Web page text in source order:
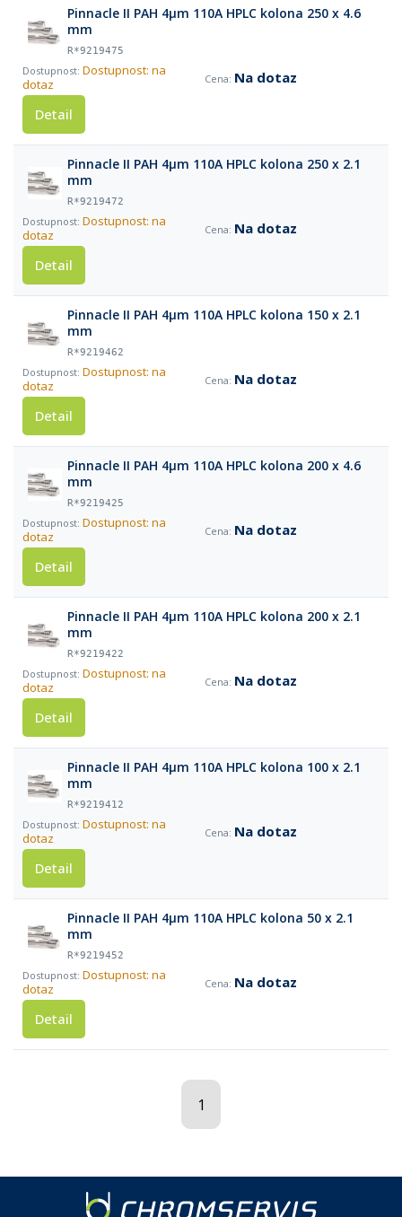
Pinnacle II PAH 4µm 110A HPLC kolona 250 x 4.6
mm
R*9219475
Dostupnost: na
dotaz
Na dotaz
Detail
Pinnacle II PAH 4µm 110A HPLC kolona 250 x 2.1
mm
R*9219472
Dostupnost: na
dotaz
Na dotaz
Detail
Pinnacle II PAH 4µm 110A HPLC kolona 150 x 2.1
mm
R*9219462
Dostupnost: na
dotaz
Na dotaz
Detail
Pinnacle II PAH 4µm 110A HPLC kolona 200 x 4.6
mm
R*9219425
Dostupnost: na
dotaz
Na dotaz
Detail
Pinnacle II PAH 4µm 110A HPLC kolona 200 x 2.1
mm
R*9219422
Dostupnost: na
dotaz
Na dotaz
Detail
Pinnacle II PAH 4µm 110A HPLC kolona 100 x 2.1
mm
R*9219412
Dostupnost: na
dotaz
Na dotaz
Detail
Pinnacle II PAH 4µm 110A HPLC kolona 50 x 2.1
mm
R*9219452
Dostupnost: na
dotaz
Na dotaz
Detail
1